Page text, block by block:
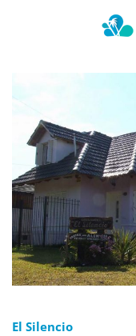
El Silencio